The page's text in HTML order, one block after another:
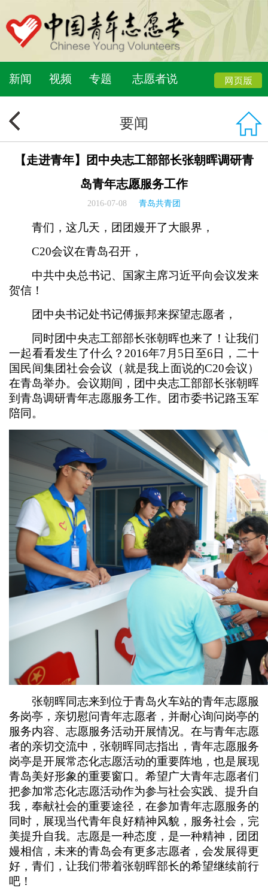
新闻 视频 专题 志愿者说
要闻
【走进青年】团中央志工部部长张朝晖调研青
岛青年志愿服务工作
2016-07-08 青岛共青团
青们，这几天，团团嫚开了大眼界，
C20会议在青岛召开，
中共中央总书记、国家主席习近平向会议发来
贺信！
团中央书记处书记傅振邦来探望志愿者，
同时团中央志工部部长张朝晖也来了！让我们
一起看看发生了什么？2016年7月5日至6日，二十
国民间集团社会会议（就是我上面说的C20会议）
在青岛举办。会议期间，团中央志工部部长张朝晖
到青岛调研青年志愿服务工作。团市委书记路玉军
陪同。
张朝晖同志来到位于青岛火车站的青年志愿服
务岗亭，亲切慰问青年志愿者，并耐心询问岗亭的
服务内容、志愿服务活动开展情况。在与青年志愿
者的亲切交流中，张朝晖同志指出，青年志愿服务
岗亭是开展常态化志愿活动的重要阵地，也是展现
青岛美好形象的重要窗口。希望广大青年志愿者们
把参加常态化志愿活动作为参与社会实践、提升自
我，奉献社会的重要途径，在参加青年志愿服务的
同时，展现当代青年良好精神风貌，服务社会，完
美提升自我。志愿是一种态度，是一种精神，团团
嫚相信，未来的青岛会有更多志愿者，会发展得更
好，青们，让我们带着张朝晖部长的希望继续前行
吧！